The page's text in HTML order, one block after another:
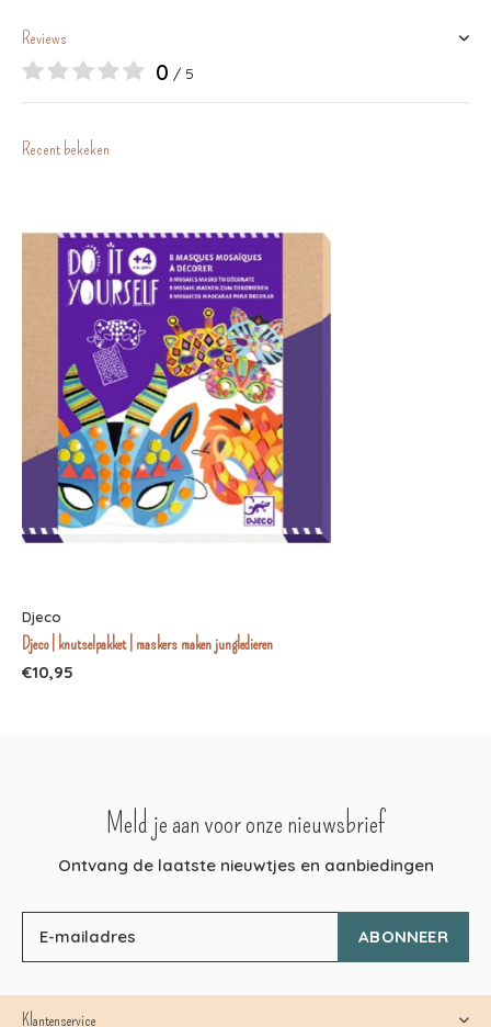
Reviews
0 / 5
Recent bekeken
Djeco
Djeco | knutselpakket | maskers maken jungledieren
€10,95
Meld je aan voor onze nieuwsbrief
Ontvang de laatste nieuwtjes en aanbiedingen
ABONNEER
Klantenservice